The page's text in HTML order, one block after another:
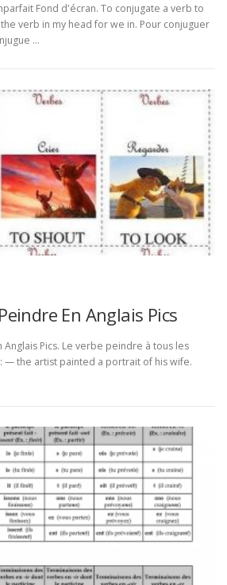
Fond d'écran. To conjugate a verb to
verb in my head for we in. Pour conjuguer
…
En Anglais Pics
Anglais Pics. Le verbe peindre à tous les
— the artist painted a portrait of his wife.